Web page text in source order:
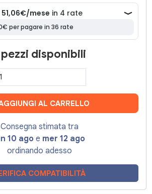
pezzi disponibili
AL CARRELLO
Consegna stimata tra
10 ago e mer 12 ago
ordinando adesso
COMPATIBILITÀ